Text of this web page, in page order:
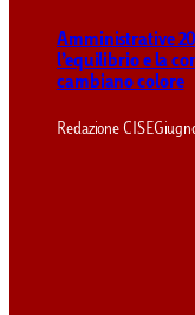
Amministrative
l’equilibrio e la
cambiano colore
Redazione CISE